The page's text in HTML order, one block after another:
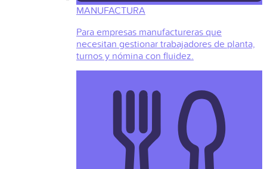
MANUFACTURA
Para empresas manufactureras que
necesitan gestionar trabajadores de planta,
turnos y nómina con fluidez.